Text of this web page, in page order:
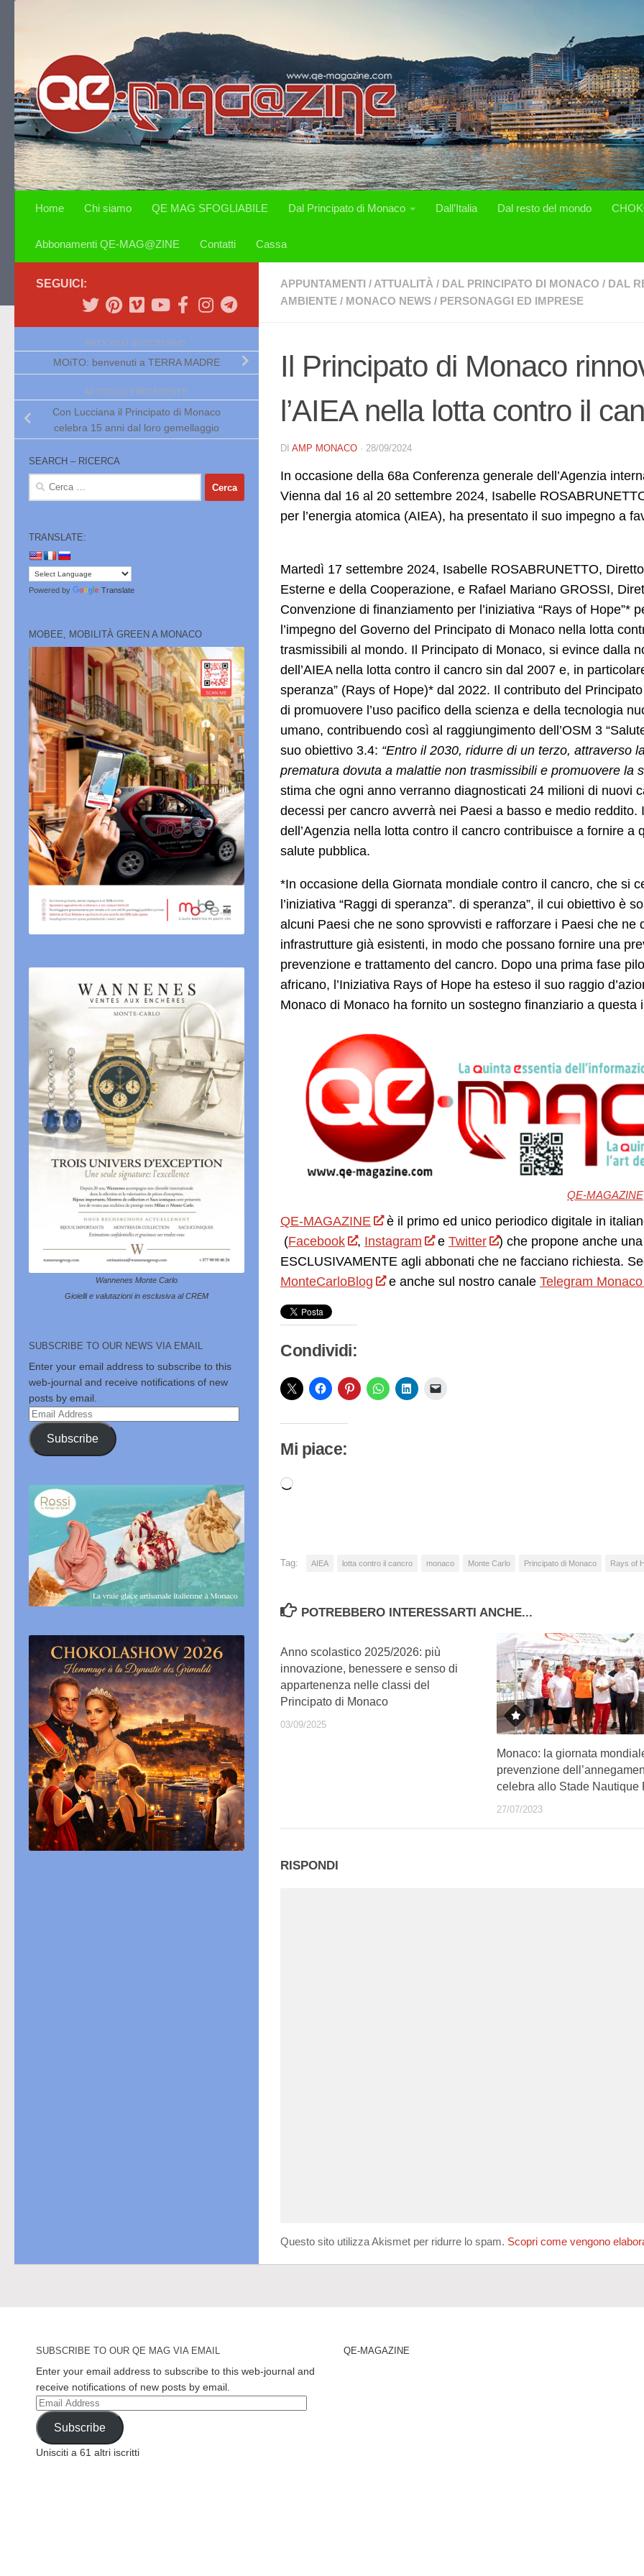
Home Chi siamo QE MAG SFOGLIABILE Dal Principato di Monaco Dall’Italia Dal resto del mondo
Abbonamenti QE-MAG@ZINE Contatti Cassa
APPUNTAMENTI / ATTUALITÀ / DAL PRINCIPATO DI MONACO / DAL
AMBIENTE / MONACO NEWS / PERSONAGGI ED IMPRESE
Il Principato di Monaco
l’AIEA nella lotta contro il
DI AMP MONACO · 28/09/2024
In occasione della 68a Conferenza generale dell’Agenzia
Vienna dal 16 al 20 settembre 2024, Isabelle
per l’energia atomica (AIEA), ha presentato il suo impegno a
Martedì 17 settembre 2024, Isabelle ROSABRUNETTO,
Esterne e della Cooperazione, e Rafael Mariano GROSSI,
Convenzione di finanziamento per l’iniziativa “Rays of Hope”*
l’impegno del Governo del Principato di Monaco nella lotta
trasmissibili al mondo. Il Principato di Monaco, si evince dalla
dell’AIEA nella lotta contro il cancro sin dal 2007 e, in
speranza” (Rays of Hope)* dal 2022. Il contributo del
di promuovere l’uso pacifico della scienza e della tecnologia
umano, contribuendo così al raggiungimento dell’OSM 3
suo obiettivo 3.4: “Entro il 2030, ridurre di un terzo, attraverso
prematura dovuta a malattie non trasmissibili e promuovere la
stima che ogni anno verranno diagnosticati 24 milioni di nuovi
decessi per cancro avverrà nei Paesi a basso e medio
dell’Agenzia nella lotta contro il cancro contribuisce a fornire
salute pubblica.
*In occasione della Giornata mondiale contro il cancro, che si
l’iniziativa “Raggi di speranza”. di speranza”, il cui obiettivo è
alcuni Paesi che ne sono sprovvisti e rafforzare i Paesi che ne
infrastrutture già esistenti, in modo che possano fornire una
prevenzione e trattamento del cancro. Dopo una prima fase
africano, l’Iniziativa Rays of Hope ha esteso il suo raggio
Monaco di Monaco ha fornito un sostegno finanziario a
QE-MAGAZINE
QE-MAGAZINE
è il primo ed unico periodico digitale in
(Facebook , Instagram e Twitter
) che propone anche
ESCLUSIVAMENTE agli abbonati che ne facciano richiesta.
MonteCarloBlog
e anche sul nostro canale Telegram
Condividi:
Mi piace:
Caricamento
Tag: AIEA lotta contro il cancro monaco Monte Carlo Principato di Monaco Rays of
POTREBBERO INTERESSARTI ANCHE...
Anno scolastico 2025/2026: più
innovazione, benessere e senso di
appartenenza nelle classi del
Principato di Monaco
03/09/2025
Monaco: la giornata
prevenzione
celebra allo Stade Nautique
27/07/2023
RISPONDI
Questo sito utilizza Akismet per ridurre lo spam. Scopri come vengono
SEGUICI:
ARTICOLO SUCCESSIVO
MOiTO: benvenuti a TERRA MADRE
ARTICOLO PRECEDENTE
Con Lucciana il Principato di Monaco
celebra 15 anni dal loro gemellaggio
SEARCH – RICERCA
Ricerca
per:
TRANSLATE:
Powered by Translate
MOBEE, MOBILITÀ GREEN A MONACO
Wannenes Monte Carlo
Gioielli e valutazioni in esclusiva al CREM
SUBSCRIBE TO OUR NEWS VIA EMAIL
Enter your email address to subscribe to this
web-journal and receive notifications of new
posts by email.
Email
Address
Subscribe
SUBSCRIBE TO OUR QE MAG VIA EMAIL
Enter your email address to subscribe to this web-journal and
receive notifications of new posts by email.
Email
Address
Subscribe
Unisciti a 61 altri iscritti
QE-MAGAZINE